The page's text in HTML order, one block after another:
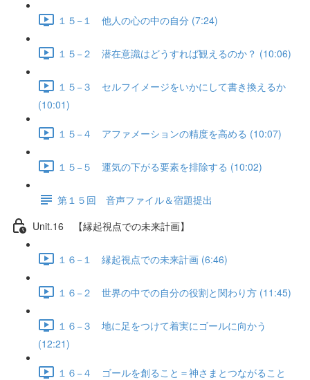
１５−１ 他人の心の中の自分 (7:24)
１５−２ 潜在意識はどうすれば観えるのか？ (10:06)
１５−３ セルフイメージをいかにして書き換えるか
(10:01)
１５−４ アファメーションの精度を高める (10:07)
１５−５ 運気の下がる要素を排除する (10:02)
第１５回 音声ファイル＆宿題提出
Unit.16 【縁起視点での未来計画】
１６−１ 縁起視点での未来計画 (6:46)
１６−２ 世界の中での自分の役割と関わり方 (11:45)
１６−３ 地に足をつけて着実にゴールに向かう
(12:21)
１６−４ ゴールを創ること＝神さまとつながること